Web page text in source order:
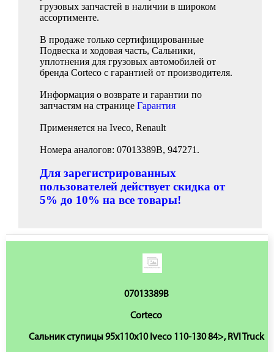
грузовых запчастей в наличии в широком
ассортименте.
В продаже только сертифицированные
Подвеска и ходовая часть, Сальники,
уплотнения для грузовых автомобилей от
бренда Corteco с гарантией от производителя.
Информация о возврате и гарантии по
запчастям на странице Гарантия
Применяется на Iveco, Renault
Номера аналогов: 07013389B, 947271.
Для зарегистрированных
пользователей действует скидка от
5% до 10% на все товары!
07013389B
Corteco
Сальник ступицы 95x110x10 Iveco 110-130 84>, RVI Truck